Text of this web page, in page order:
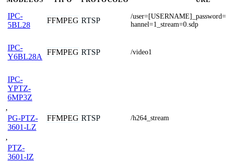
IPC-
5BL28
FFMPEG RTSP
/
hannel=1_stream=0.sdp
IPC-
Y6BL28A
FFMPEG RTSP /video1
IPC-
YPTZ-
6MP3Z
,
PG-PTZ-
3601-LZ
,
PTZ-
3601-IZ
FFMPEG RTSP /h264_stream